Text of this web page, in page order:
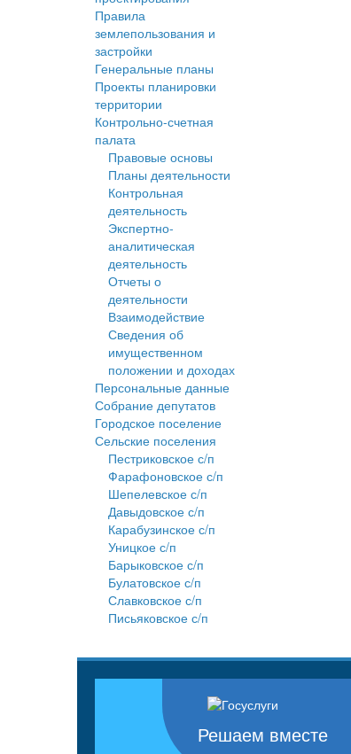
Правила
землепользования и
застройки
Генеральные планы
Проекты планировки
территории
Контрольно-счетная
палата
Правовые основы
Планы деятельности
Контрольная
деятельность
Экспертно-
аналитическая
деятельность
Отчеты о
деятельности
Взаимодействие
Сведения об
имущественном
положении и доходах
Персональные данные
Собрание депутатов
Городское поселение
Сельские поселения
Пестриковское с/п
Фарафоновское с/п
Шепелевское с/п
Давыдовское с/п
Карабузинское с/п
Уницкое с/п
Барыковское с/п
Булатовское с/п
Славковское с/п
Письяковское с/п
Решаем вместе